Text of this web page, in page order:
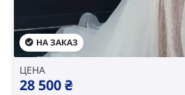
НА ЗАКАЗ
ЦЕНА
28 500₴